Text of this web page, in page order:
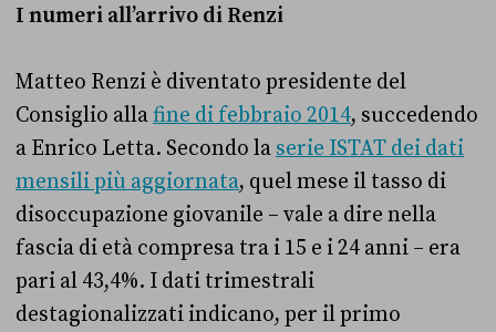
I numeri all’arrivo di Renzi
Matteo Renzi è diventato presidente del
Consiglio allafine di febbraio 2014, succedendo
a Enrico Letta. Secondo la serie ISTAT dei dati
mensili più aggiornata, quel mese il tasso di
disoccupazione giovanile – vale a dire nella
fascia di età compresa tra i 15 e i 24 anni – era
pari al 43,4%. I dati trimestrali
destagionalizzati indicano, per il primo